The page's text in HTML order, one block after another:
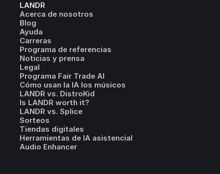
LANDR
Acerca de nosotros
Blog
Ayuda
Carreras
Programa de referencias
Noticias y prensa
Legal
Programa Fair Trade AI
Cómo usan la IA los músicos
LANDR vs. DistroKid
Is LANDR worth it?
LANDR vs. Splice
Sorteos
Tiendas digitales
Herramientas de IA asistencial
Audio Enhancer